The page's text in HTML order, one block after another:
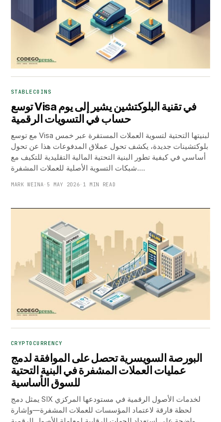
STABLECOINS
توسع Visa في تقنية البلوكتشين يشير إلى يوم
حساب في التسويات الرقمية
مع توسع Visa لبنيتها التحتية لتسوية العملات المستقرة عبر خمس
بلوكتشينات جديدة، يكشف تحول عملاق المدفوعات هذا عن تحول
أساسي في كيفية تطور البنية التحتية المالية التقليدية للتكيف مع
شبكات التسوية الأصلية للعملات المشفرة.…
MARK WEINA· 5 MAY 2026· 1 MIN READ
CRYPTOCURRENCY
البورصة السويسرية تحصل على الموافقة لدمج
عمليات العملات المشفرة في البنية التحتية
للسوق الأساسية
يمثل دمج SIX لخدمات الأصول الرقمية في مستودعها المركزي
لحظة فارقة لاعتماد المؤسسات للعملات المشفرة—وإشارة